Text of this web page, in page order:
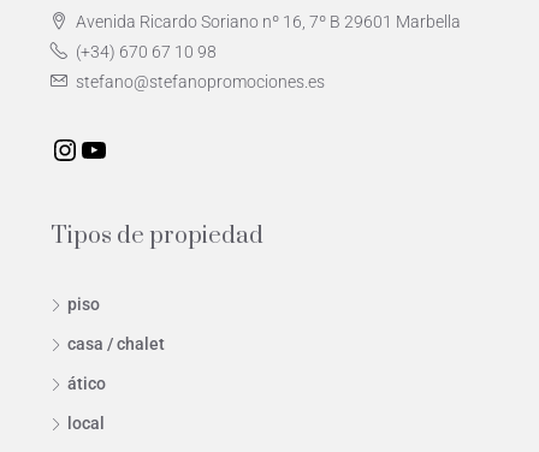
Avenida Ricardo Soriano nº 16, 7º B 29601 Marbella
(+34) 670 67 10 98
stefano@stefanopromociones.es
Tipos de propiedad
piso
casa / chalet
ático
local